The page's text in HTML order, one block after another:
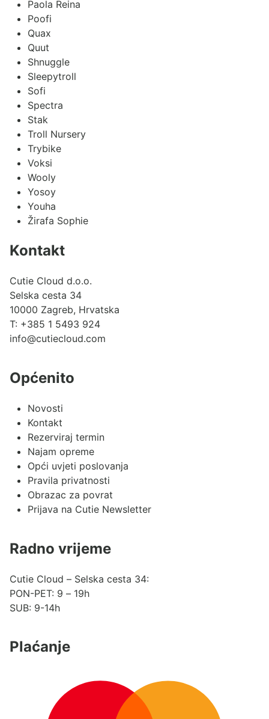
Paola Reina
Poofi
Quax
Quut
Shnuggle
Sleepytroll
Sofi
Spectra
Stak
Troll Nursery
Trybike
Voksi
Wooly
Yosoy
Youha
Žirafa Sophie
Kontakt
Cutie Cloud d.o.o.
Selska cesta 34
10000 Zagreb, Hrvatska
T: +385 1 5493 924
info@cutiecloud.com
Općenito
Novosti
Kontakt
Rezerviraj termin
Najam opreme
Opći uvjeti poslovanja
Pravila privatnosti
Obrazac za povrat
Prijava na Cutie Newsletter
Radno vrijeme
Cutie Cloud – Selska cesta 34:
PON-PET: 9 – 19h
SUB: 9-14h
Plaćanje